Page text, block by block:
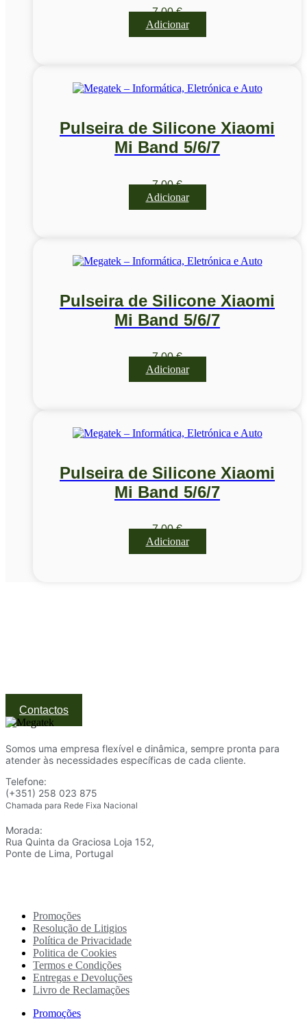
7,00€
Adicionar
Pulseira de Silicone Xiaomi
Mi Band 5/6/7
7,00€
Adicionar
Pulseira de Silicone Xiaomi
Mi Band 5/6/7
7,00€
Adicionar
Pulseira de Silicone Xiaomi
Mi Band 5/6/7
7,00€
Adicionar
Contactos
Somos uma empresa flexível e dinâmica, sempre pronta para
atender às necessidades específicas de cada cliente.
Telefone:
(+351) 258 023 875
Chamada para Rede Fixa Nacional
Morada:
Rua Quinta da Graciosa Loja 152,
Ponte de Lima, Portugal
Promoções
Resolução de Litigios
Política de Privacidade
Politica de Cookies
Termos e Condições
Entregas e Devoluções
Livro de Reclamações
Promoções